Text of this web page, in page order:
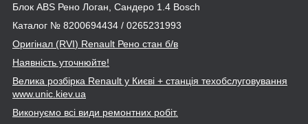
Блок ABS Рено Логан, Сандеро 1.4 Bosch
Каталог № 8200694434 / 0265231993
Оригінал (RVI) Renault Рено стан б/в
Наявність уточнюйте!
Велика розбірка Renault у Києві + станція техобслуговування
www.unic .kiev.ua
Виконуємо всі види ремонтних робіт.